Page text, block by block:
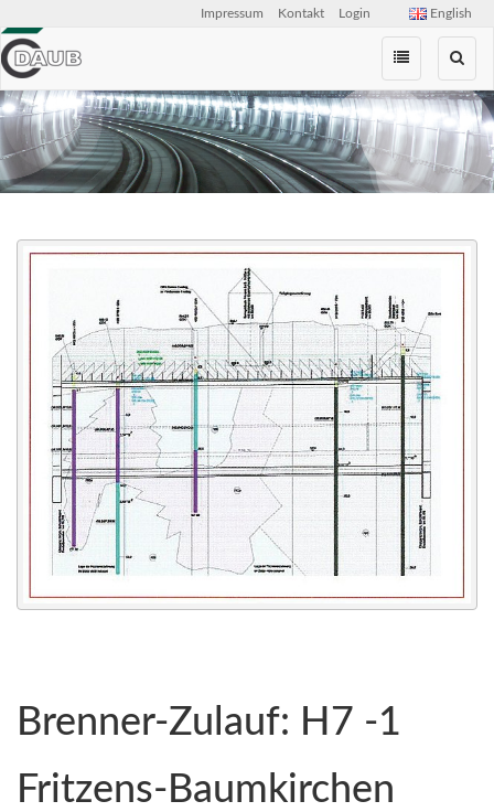
Zum
Inhalt
springen
English
Impressum Kontakt Login
Brenner-Zulauf: H7 -1
Fritzens-Baumkirchen